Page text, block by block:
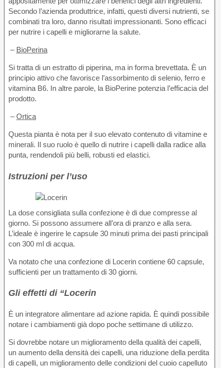
Secondo l’azienda produttrice, infatti, questi diversi nutrienti, se
combinati tra loro, danno risultati impressionanti. Sono efficaci
per nutrire i capelli e migliorarne la salute.
– BioPerina
Si tratta di un estratto di piperina, ma in forma brevettata. È un
principio attivo che favorisce l’assorbimento di selenio, ferro e
vitamina B6. In altre parole, la BioPerine potenzia l’efficacia del
prodotto.
–Ortica
Questa pianta è nota per il suo elevato contenuto di vitamine e
minerali. Il suo ruolo è quello di nutrire i capelli dalla radice alla
punta, rendendoli più belli, robusti ed elastici.
Istruzioni per l’uso
La dose consigliata sulla confezione è di due compresse al
giorno. Si possono assumere all’ora di pranzo e alla sera.
L’ideale è ingerire le capsule 30 minuti prima dei pasti principali
con 300 ml di acqua.
Va notato che una confezione di Locerin contiene 60 capsule,
sufficienti per un trattamento di 30 giorni.
Gli effetti di “Locerin
È un integratore alimentare ad azione rapida. È quindi possibile
notare i cambiamenti già dopo poche settimane di utilizzo.
Si dovrebbe notare un miglioramento della qualità dei capelli,
un aumento della densità dei capelli, una riduzione della perdita
di capelli, un miglioramento delle condizioni del cuoio capelluto